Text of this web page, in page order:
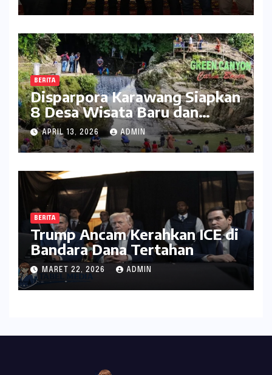
BERITA
Disparpora Karawang Siapkan
8 Desa Wisata Baru dan
Rintis Travel Pattern
Pariwisata
APRIL 13, 2026 ADMIN
BERITA
Trump Ancam Kerahkan ICE di
Bandara Dana Tertahan
MARET 22, 2026 ADMIN